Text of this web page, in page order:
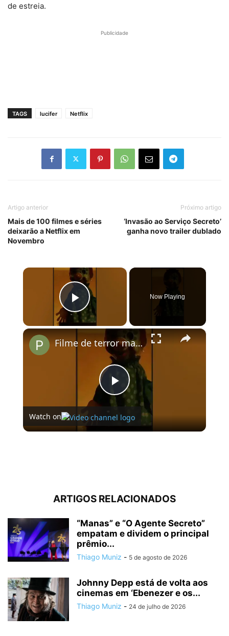
de estreia.
Publicidade
TAGS lucifer Netflix
Artigo anterior
Mais de 100 filmes e séries
deixarão a Netflix em
Novembro
Próximo artigo
‘Invasão ao Serviço Secreto’
ganha novo trailer dublado
×
Play Video
Now Playing
×
Play
Video
Filme de terror mais assustador de 2024 chegou ao Brasil
Watch on
ARTIGOS RELACIONADOS
“Manas” e “O Agente Secreto”
empatam e dividem o principal
prêmio...
Thiago Muniz - 5 de agosto de 2026
Johnny Depp está de volta aos
cinemas em ‘Ebenezer e os...
Thiago Muniz - 24 de julho de 2026